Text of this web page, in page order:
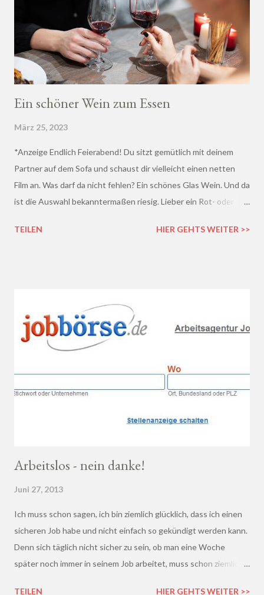
Ein schöner Wein zum Essen
März 25, 2023
*Anzeige Endlich Feierabend! Du sitzt gemütlich mit deinem
Partner auf dem Sofa und schaust dir vielleicht einen netten
Film an. Was darf da nicht fehlen? Ein schönes Glas Wein. Und da
ist die Auswahl bekanntermaßen riesig. Lieber ein Rot- oder
lieblich? Du hast die Qual der Wahl :D Wenn du so wie ich kaum
TEILEN HIER GEHTS WEITER >>
Arbeitslos - nein danke!
Juni 27, 2013
Ich muss schon sagen, ich bin ziemlich glücklich, dass ich einen
sicheren Job habe und nicht einfach so gekündigt werden kann.
Denn sich täglich nicht sicher zu sein, ob man eine Woche
später noch immer in seinem Job arbeitet, muss schon ziemlich
TEILEN HIER GEHTS WEITER >>